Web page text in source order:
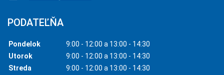
PODATEĽŇA
Pondelok
9:00 - 12:00 a 13:00 - 14:30
Utorok
9:00 - 12:00 a 13:00 - 14:30
Streda
9:00 - 12:00 a 13:00 - 14:30